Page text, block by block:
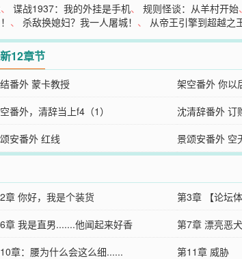
、谍战1937：我的外挂是手机、规则怪谈：从羊村开始
、杀敌换媳妇？我一人屠城！ 、 从帝王引擎到超越之
12章节
番外 蒙卡教授 架空番外 你以
番外，清辞当上f4（1） 沈清辞番外 订
安番外 红线 景颂安番外 空
章 你好，我是个装货 第3章 【论坛
章 我是直男.......他闻起来好香 第7章 漂亮恶犬
章：腰为什么会这么细...... 第11章 威胁